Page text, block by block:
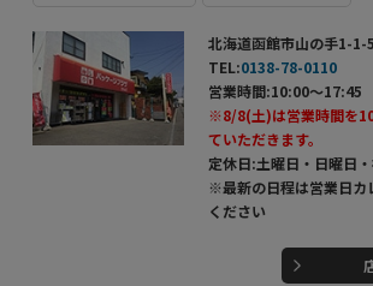
北海道函館市山の手1-1-5
TEL:0138-78-0110
営業時間:10:00～17:45
※8/8(土)は営業時間を
ていただきます。
定休日:土曜日・日曜日
※最新の日程は営業日カ
ください